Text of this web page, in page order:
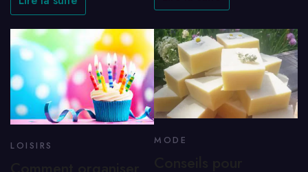
LOISIRS MODE